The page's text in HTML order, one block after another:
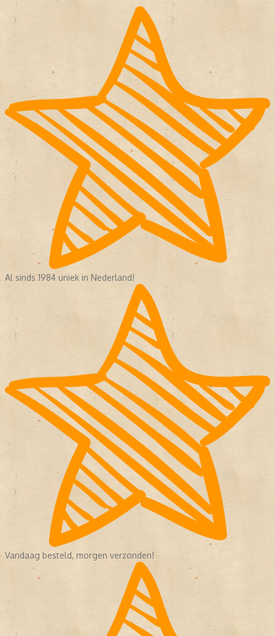
Al sinds 1984 uniek in Nederland!
Vandaag besteld, morgen verzonden!